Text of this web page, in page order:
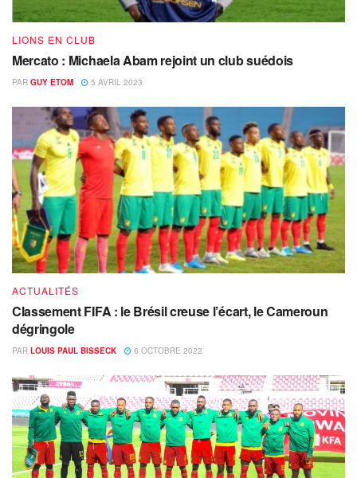
LIONS EN CLUB
Mercato : Michaela Abam rejoint un club suédois
PAR GUY ETOM 5 AVRIL 2023
ACTUALITÉS
Classement FIFA : le Brésil creuse l’écart, le Cameroun
dégringole
PAR LOUIS PAUL BISSECK 6 OCTOBRE 2022